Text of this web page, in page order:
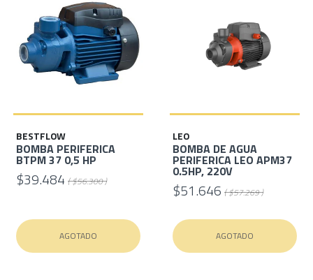
BESTFLOW
BOMBA PERIFERICA
BTPM 37 0,5 HP
$39.484 ( $56.300 )
AGOTADO
LEO
BOMBA DE AGUA
PERIFERICA LEO APM37
0.5HP, 220V
$51.646 ( $57.269 )
AGOTADO